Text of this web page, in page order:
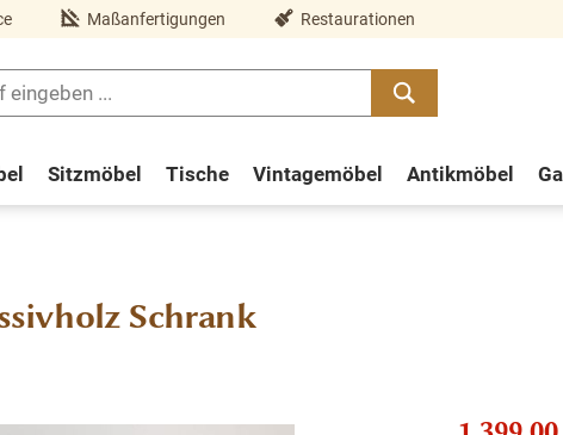
Maßanfertigungen Restaurationen
Sitzmöbel Tische Vintagemöbel Antikmöbel
Schrank